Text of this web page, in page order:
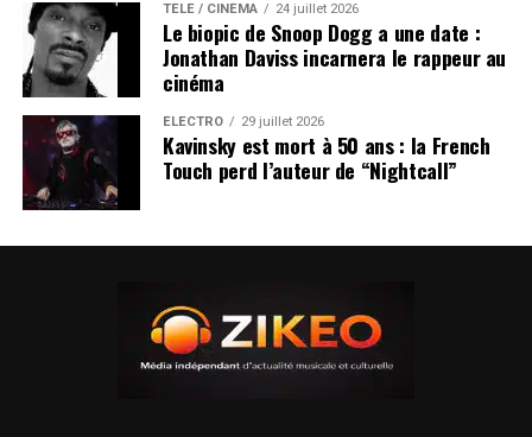
TÉLÉ / CINÉMA 24 juillet 2026
Le biopic de Snoop Dogg a une date :
Jonathan Daviss incarnera le rappeur au
cinéma
ÉLECTRO 29 juillet 2026
Kavinsky est mort à 50 ans : la French
Touch perd l’auteur de “Nightcall”